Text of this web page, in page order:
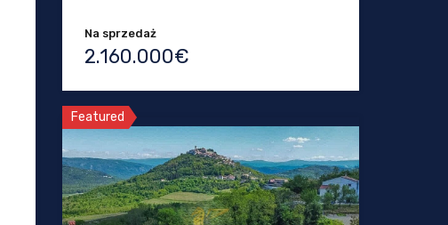
Na sprzedaż
2.160.000€
Featured